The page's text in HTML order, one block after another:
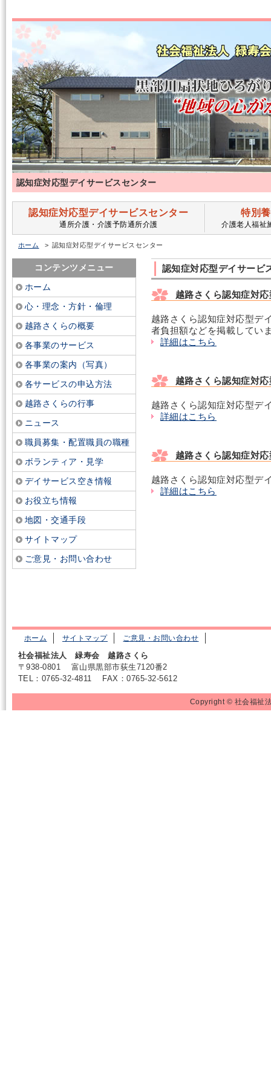
認知症対応型デイサービスセンター
認知症対応型デイサービスセンター
通所介護・介護予防通所介護
特別
介護老人福祉
ホーム 認知症対応型デイサービスセンター
認知症対応型デイサービ
越路さくら認知症対
越路さくら認知症対応型デ
者負担額などを掲載してい
詳細はこちら
越路さくら認知症対
越路さくら認知症対応型デ
詳細はこちら
越路さくら認知症対
越路さくら認知症対応型デ
詳細はこちら
コンテンツメニュー
ホーム
心・理念・方針・倫理
越路さくらの概要
各事業のサービス
各事業の案内（写真）
各サービスの申込方法
越路さくらの行事
ニュース
職員募集・配置職員の職種
ボランティア・見学
デイサービス空き情報
お役立ち情報
地図・交通手段
サイトマップ
ご意見・お問い合わせ
ホーム サイトマップ ご意見・お問い合わせ
社会福祉法人 緑寿会 越路さくら
〒938-0801
富山県黒部市荻生7120番2
TEL：0765-32-4811
FAX：0765-32-5612
Copyright © 社会福祉